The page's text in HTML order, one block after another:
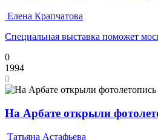
Елена Крапчатова
Специальная выставка поможет
0
1994
0
На Арбате открыли
Татьяна Астафьева